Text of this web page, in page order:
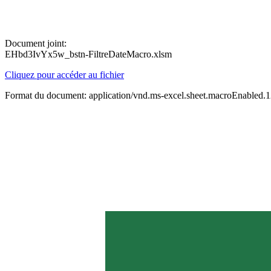
Document joint:
EHbd3IvYx5w_bstn-FiltreDateMacro.xlsm
Cliquez pour accéder au fichier
Format du document: application/vnd.ms-